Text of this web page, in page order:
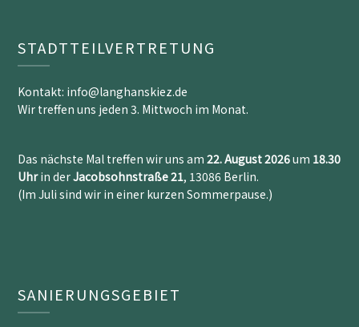
STADTTEILVERTRETUNG
Kontakt: info@langhanskiez.de
Wir treffen uns jeden 3. Mittwoch im Monat.
Das nächste Mal treffen wir uns am22. August 2026um 18.30
Uhrin derJacobsohnstraße 21, 13086 Berlin.
(Im Juli sind wir in einer kurzen Sommerpause.)
SANIERUNGSGEBIET